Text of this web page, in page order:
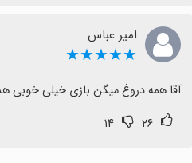
امیر عباس
★★★★★
آقا همه دروغ میگن بازی خیلی
۲۶ ۱۴